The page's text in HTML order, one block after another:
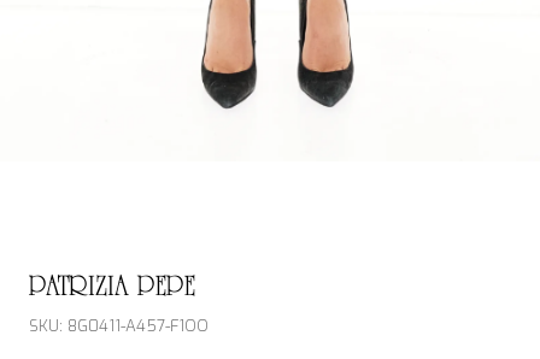
PATRIZIA PEPE
SKU: 8G0411-A457-F1OO